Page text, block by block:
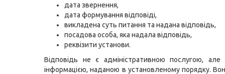
дата звернення,
дата формування відповіді,
викладена суть питання та надана відповідь,
посадова особа, яка надала відповідь,
реквізити установи.
Відповідь не є адміністративною послугою, але
інформацією, наданою в установленому порядку.